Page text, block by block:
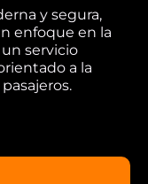
y segura,
enfoque en la
servicio
a la